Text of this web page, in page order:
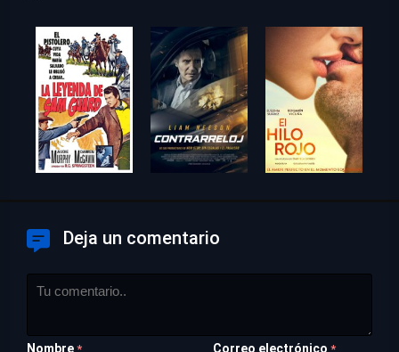
Deja un comentario
Nombre * Correo electrónico *